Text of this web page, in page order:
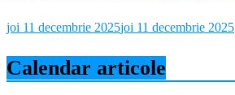
joi 11 decembrie 2025joi 11 decembrie 2025
Calendar articole